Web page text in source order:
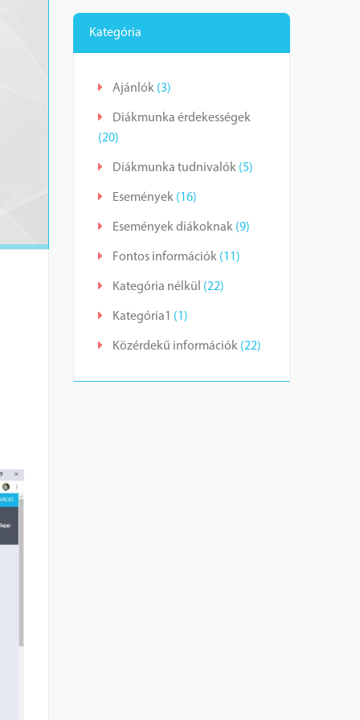
Kategória
Ajánlók (3)
Diákmunka érdekességek
(20)
Diákmunka tudnivalók (5)
Események (16)
Események diákoknak (9)
Fontos információk (11)
Kategória nélkül (22)
Kategória1 (1)
Közérdekű információk (22)